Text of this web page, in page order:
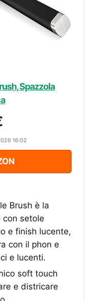
Spazzola
16:02
Brush è la
con setole
e finish lucente,
con il phon e
e lucenti.
soft touch
e districare